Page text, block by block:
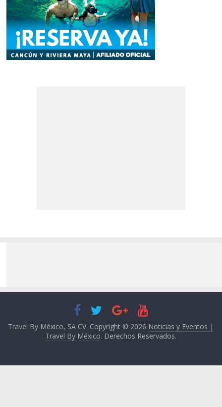
Travel By México, SA CV. Copyright © 2026 Noticias y Eventos |
Travel By México. Derechos Reservados.